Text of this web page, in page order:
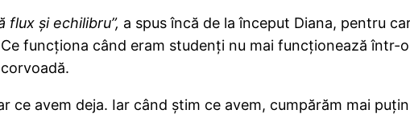
flux și echilibru”, a spus încă de la început Diana, pentru
funcționa când eram studenți nu mai funcționează într-
ce avem deja. Iar când știm ce avem, cumpărăm mai